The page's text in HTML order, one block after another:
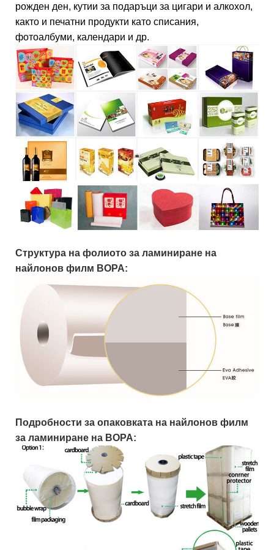
рожден ден, кутии за подаръци за цигари и алкохол,
както и печатни продукти като списания,
фотоалбуми, календари и др.
Структура на фолиото за ламиниране на
найлонов филм BOPA:
Подробности за опаковката на найлонов филм
за ламиниране на BOPA: